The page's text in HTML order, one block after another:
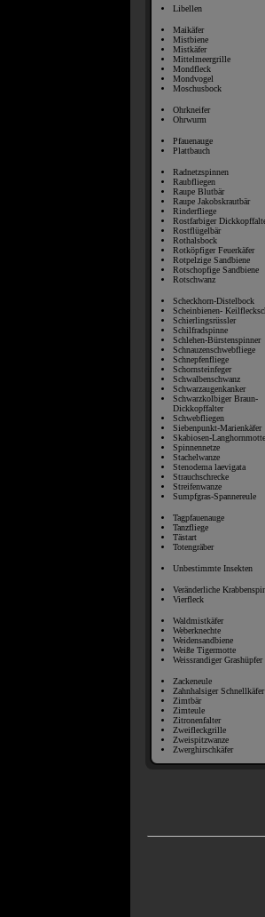
Libellen
Maikäfer
Mistbiene
Mistkäfer
Mittelmeergrille
Mondfleck
Mondvogel
Moschusbock
Ohrkneifer
Ohrwurm
Pfauenauge
Plattbauch
Radnetzspinnen
Raubfliegen
Raupe Blutbär
Raupe Jakobskrautbär
Rinderfliege
Rostfarbiger
Rostflügelbär
Rothalsbock
Rotköpfiger Feuerkäfer
Rotpelzige Sandbiene
Rotschopfige Sandbiene
Rotschwanz
Scheckhorn-Distelbock
Scheinbienen-
Schierlingsrüssler
Schilfradspinne
Schlehen-Bürstenspinner
Schnauzenschwebfliege
Schnepfenfliege
Schornsteinfeger
Schwalbenschwanz
Schwarzaugenkanker
Schwarzkolbiger Braun-
Dickkopffalter
Schwebfliegen
Siebenpunkt-Marienkäfer
Skabiosen-Langhornmotte
Spinnennetze
Stachelwanze
Stenodema laevigata
Strauchschrecke
Streifenwanze
Sumpfgras-Spannereule
Tagpfauenauge
Tanzfliege
Tästart
Totengräber
Unbestimmte Insekten
Veränderliche
Vierfleck
Waldmistkäfer
Weberknechte
Weidensandbiene
Weiße Tigermotte
Weissrandiger Grashüpfer
Zackeneule
Zahnhalsiger Schnellkäfer
Zimtbär
Zimteule
Zitronenfalter
Zweifleckgrille
Zweispitzwanze
Zwerghirschkäfer